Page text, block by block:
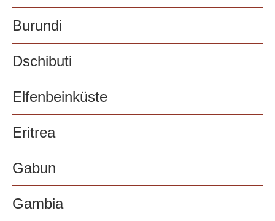
Burundi
Dschibuti
Elfenbeinküste
Eritrea
Gabun
Gambia